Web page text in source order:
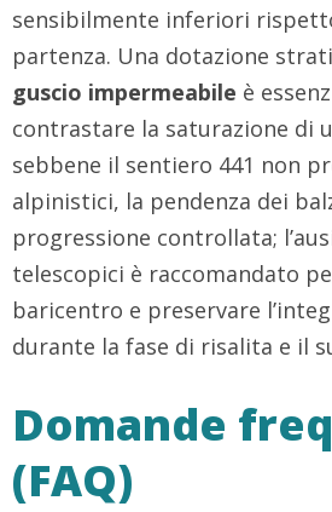
sensibilmente inferiori
partenza. Una dotazione
guscio impermeabile è
contrastare la saturazione di
sebbene il sentiero 441 non
alpinistici, la pendenza dei
progressione controllata;
telescopici è raccomandato
baricentro e preservare
durante la fase di risalita e il
Domande
(FAQ)